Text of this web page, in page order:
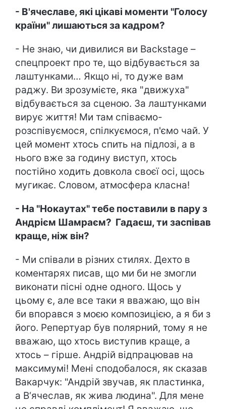
- В'ячеславе, які цікаві моменти "Голосу
країни" лишаються за кадром?
- Не знаю, чи дивилися ви Backstage –
спецпроект про те, що відбувається за
лаштунками… Якщо ні, то дуже вам
раджу. Ви зрозумієте, яка "движуха"
відбувається за сценою. За лаштунками
вирує життя! Ми там співаємо-
розспівуємося, спілкуємося, п'ємо чай. У
цей момент хтось спить на підлозі, а в
нього вже за годину виступ, хтось
постійно ходить довкола своєї осі, щось
мугикає. Словом, атмосфера класна!
- На "Нокаутах" тебе поставили в пару з
Андрієм Шамраєм? Гадаєш, ти заспівав
краще, ніж він?
- Ми співали в різних стилях. Дехто в
коментарях писав, що ми би не змогли
виконати пісні одне одного. Щось у
цьому є, але все таки я вважаю, що він
би впорався з моєю композицією, а я би з
його. Репертуар був полярний, тому я не
вважаю, що хтось виступив краще, а
хтось – гірше. Андрій відпрацював на
максимумі! Мені сподобалося, як сказав
Вакарчук: "Андрій звучав, як пластинка,
а В‘ячеслав, як жива людина". Для мене